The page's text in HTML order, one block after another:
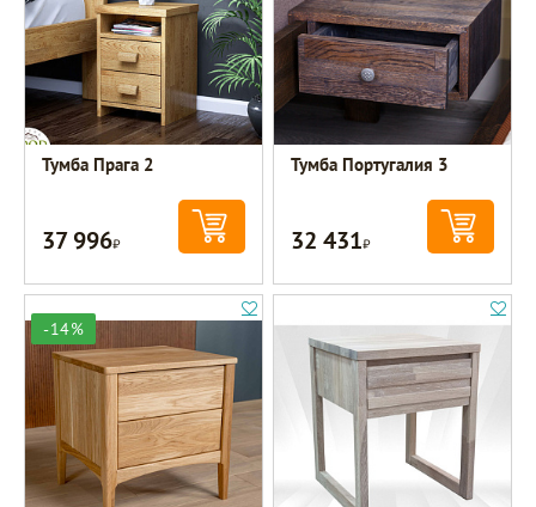
Тумба Прага 2
37 996Р
Тумба Португалия 3
32 431Р
-14%